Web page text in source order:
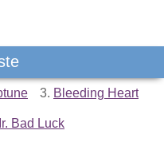
3. Bleeding Heart
Bad Luck